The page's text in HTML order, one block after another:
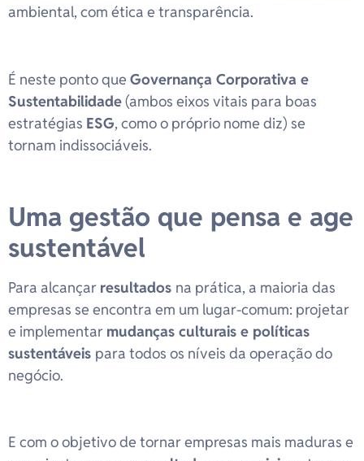
ambiental, com ética e transparência.
É neste ponto que Governança Corporativa e
Sustentabilidade(ambos eixos vitais para boas
estratégias ESG, como o próprio nome diz) se
tornam indissociáveis.
Uma gestão que pensa e age
sustentável
Para alcançar resultados na prática, a maioria das
empresas se encontra em um lugar-comum: projetar
e implementar mudanças culturais e políticas
sustentáveis para todos os níveis da operação do
negócio.
E com o objetivo de tornar empresas mais maduras e